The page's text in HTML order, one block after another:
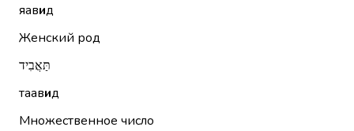
яавид
Женский род
תַּאֲבִיד
таавид
Множественное число